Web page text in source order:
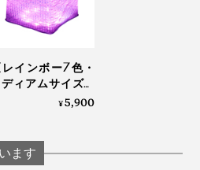
けられたことをよく覚えていま
は無いのですが、「もしも」
いる物が活躍すると、心強い
と使い勝手の良さに惚れ込ん
ポリマー電地600mA
レインボー7色・
ディアムサイズ》
さ1.2cmに畳める
の光がそばに｜
the sun
¥5,900
ます